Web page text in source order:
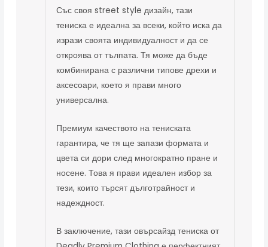
Със своя street style дизайн, тази
тениска е идеална за всеки, който иска да
изрази своята индивидуалност и да се
откроява от тълпата. Тя може да бъде
комбинирана с различни типове дрехи и
аксесоари, което я прави много
универсална.
Премиум качеството на тениската
гарантира, че тя ще запази формата и
цвета си дори след многократно пране и
носене. Това я прави идеален избор за
тези, които търсят дълготрайност и
надеждност.
В заключение, тази овърсайзд тениска от